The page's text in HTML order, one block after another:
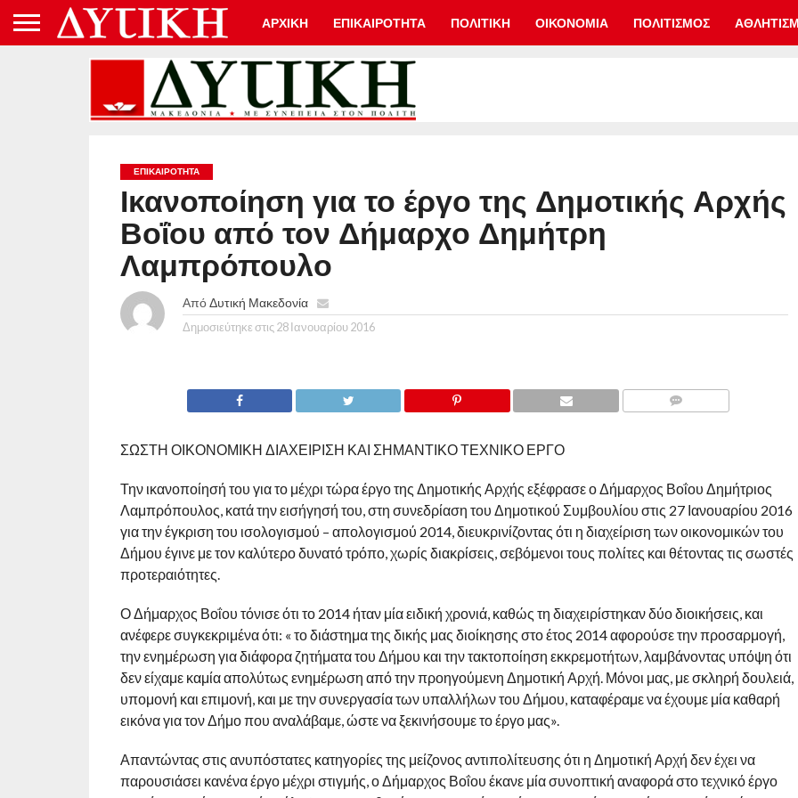
ΑΡΧΙΚΗ ΕΠΙΚΑΙΡΟΤΗΤΑ ΠΟΛΙΤΙΚΗ ΟΙΚΟΝΟΜΙΑ ΠΟΛΙΤΙΣΜΟΣ
ΕΠΙΚΑΙΡΟΤΗΤΑ
Ικανοποίηση για το έργο της Δημοτικής Αρχής
Βοΐου από τον Δήμαρχο Δημήτρη
Λαμπρόπουλο
ΑπόΔυτική Μακεδονία
Δημοσιεύτηκε στις 28 Ιανουαρίου 2016
ΣΩΣΤΗ ΟΙΚΟΝΟΜΙΚΗ ΔΙΑΧΕΙΡΙΣΗ ΚΑΙ ΣΗΜΑΝΤΙΚΟ ΤΕΧΝΙΚΟ ΕΡΓΟ
Την ικανοποίησή του για το μέχρι τώρα έργο της Δημοτικής Αρχής εξέφρασε ο Δήμαρχος Βοΐου Δημήτριος
Λαμπρόπουλος, κατά την εισήγησή του, στη συνεδρίαση του Δημοτικού Συμβουλίου στις 27 Ιανουαρίου 2016
για την έγκριση του ισολογισμού – απολογισμού 2014, διευκρινίζοντας ότι η διαχείριση των οικονομικών του
Δήμου έγινε με τον καλύτερο δυνατό τρόπο, χωρίς διακρίσεις, σεβόμενοι τους πολίτες και θέτοντας τις σωστές
προτεραιότητες.
Ο Δήμαρχος Βοΐου τόνισε ότι το 2014 ήταν μία ειδική χρονιά, καθώς τη διαχειρίστηκαν δύο διοικήσεις, και
ανέφερε συγκεκριμένα ότι: « το διάστημα της δικής μας διοίκησης στο έτος 2014 αφορούσε την προσαρμογή,
την ενημέρωση για διάφορα ζητήματα του Δήμου και την τακτοποίηση εκκρεμοτήτων, λαμβάνοντας υπόψη ότι
δεν είχαμε καμία απολύτως ενημέρωση από την προηγούμενη Δημοτική Αρχή. Μόνοι μας, με σκληρή δουλειά,
υπομονή και επιμονή, και με την συνεργασία των υπαλλήλων του Δήμου, καταφέραμε να έχουμε μία καθαρή
εικόνα για τον Δήμο που αναλάβαμε, ώστε να ξεκινήσουμε το έργο μας».
Απαντώντας στις ανυπόστατες κατηγορίες της μείζονος αντιπολίτευσης ότι η Δημοτική Αρχή δεν έχει να
παρουσιάσει κανένα έργο μέχρι στιγμής, ο Δήμαρχος Βοΐου έκανε μία συνοπτική αναφορά στο τεχνικό έργο